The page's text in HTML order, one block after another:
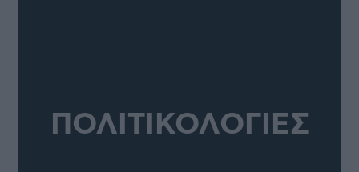
ΠΟΛΙΤΙΚΟΛΟΓΙΕΣ